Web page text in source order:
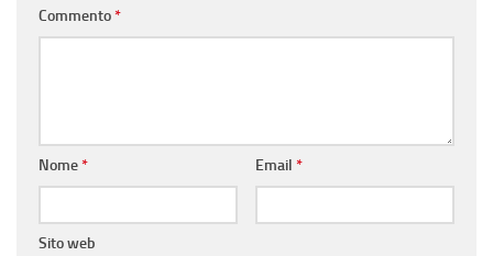
Commento*
Nome* Email *
Sito web